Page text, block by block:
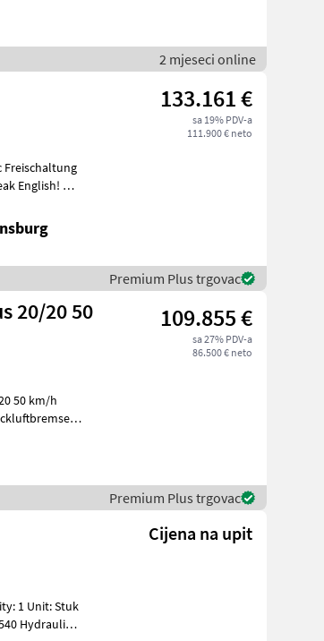
2 mjeseci online
133.161 €
sa 19% PDV-a
111.900 € neto
Premium Plus trgovac
20/20 50
109.855 €
sa 27% PDV-a
86.500 € neto
50 km/h
Premium Plus trgovac
Cijena na upit
Hydrauliek